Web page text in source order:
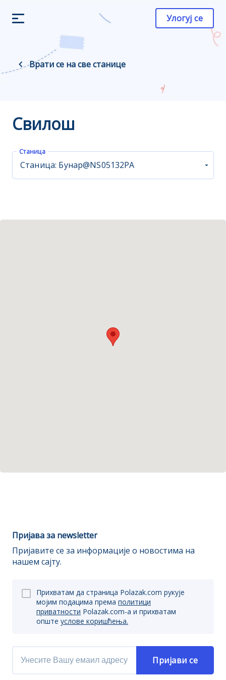
Улогуј се
Врати се на све станице
Свилош
Станица
Станица: Бунар@NS05132PA
Пријава за newsletter
Пријавите се за информације о новостима на
нашем сајту.
Прихватам да страница Polazak.com рукује
мојим подацима према политици
приватности Polazak.com-a и прихватам
опште услове коришћења.
Пријави се